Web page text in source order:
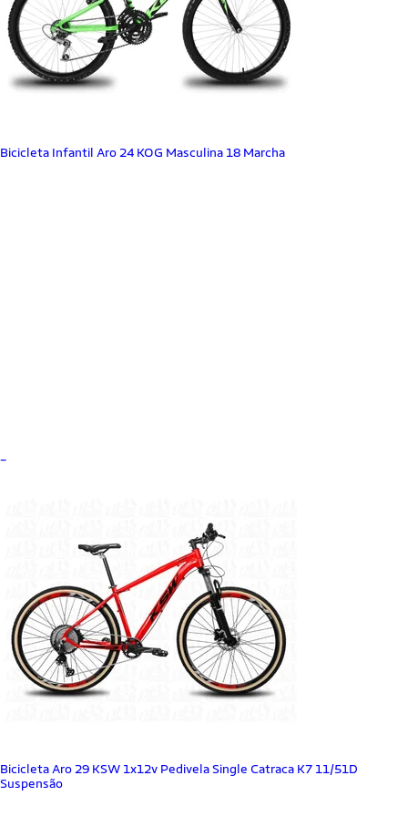
Bicicleta Infantil Aro 24 KOG Masculina 18 Marcha
Bicicleta Aro 29 KSW 1x12v Pedivela Single Catraca K7 11/51D
Suspensão